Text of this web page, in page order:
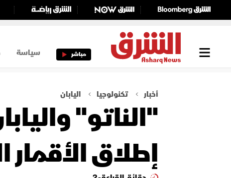
مباشر سياسة
أخبار تكنولوجيا اليابان
"الناتو"
إطلاق الأقمار